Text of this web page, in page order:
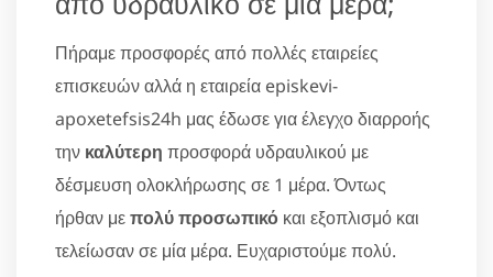
Πήραμε προσφορές από πολλές εταιρείες
επισκευών αλλά η εταιρεία episkevi-
apoxetefsis24h μας έδωσε για έλεγχο διαρροής
την καλύτερη προσφορά υδραυλικού με
δέσμευση ολοκλήρωσης σε 1 μέρα. Όντως
ήρθαν μεπολύ προσωπικό και εξοπλισμό και
τελείωσαν σε μία μέρα. Ευχαριστούμε πολύ.